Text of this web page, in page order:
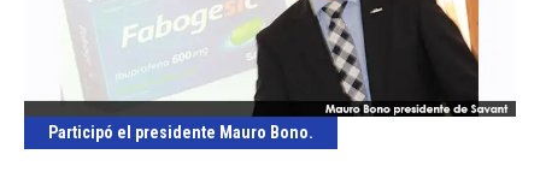
Participó el presidente Mauro Bono.